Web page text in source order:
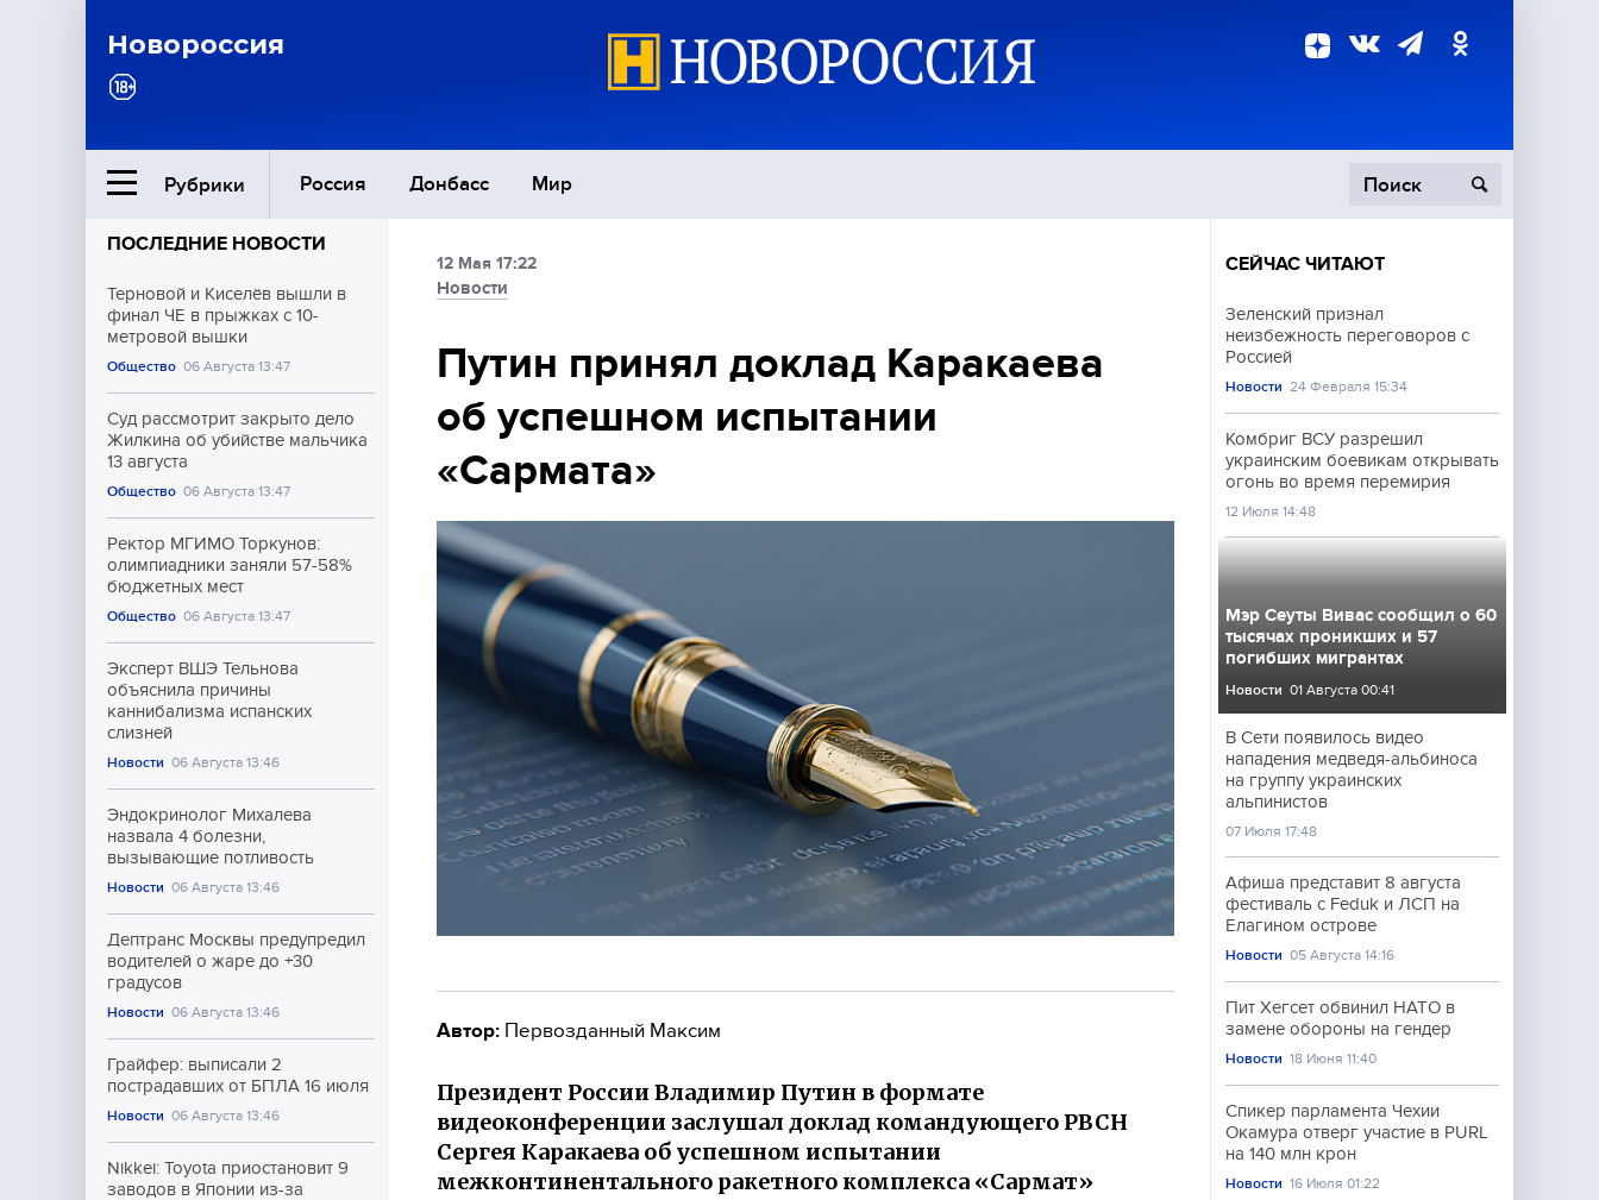
Новороссия
Рубрики Россия Донбасс Мир
Ближний Восток
Общество
Экономика
Происшествия
Культура
Спорт
ПОСЛЕДНИЕ НОВОСТИ
Терновой и Киселёв вышли в
финал ЧЕ в прыжках с 10-
метровой вышки
Общество 06 Августа 13:47
Суд рассмотрит закрыто дело
Жилкина об убийстве мальчика
13 августа
Общество 06 Августа 13:47
Ректор МГИМО Торкунов:
олимпиадники заняли 57-58%
бюджетных мест
Общество 06 Августа 13:47
Эксперт ВШЭ Тельнова
объяснила причины
каннибализма испанских
слизней
Новости 06 Августа 13:46
Эндокринолог Михалева
назвала 4 болезни,
вызывающие потливость
Новости 06 Августа 13:46
Дептранс Москвы предупредил
водителей о жаре до +30
градусов
Новости 06 Августа 13:46
Грайфер: выписали 2
пострадавших от БПЛА 16 июля
Новости 06 Августа 13:46
Nikkei: Toyota приостановит 9
заводов в Японии из-за
12 Мая 17:22
Новости
Путин принял доклад Каракаева
об успешном испытании
«Сармата»
Автор: Первозданный Максим
Президент России Владимир Путин в формате
видеоконференции заслушал доклад командующего РВСН
Сергея Каракаева об успешном испытании
межконтинентального ракетного комплекса «Сармат»
СЕЙЧАС ЧИТАЮТ
Зеленский признал
неизбежность переговоров с
Россией
Новости 24 Февраля 15:34
Комбриг ВСУ разрешил
украинским боевикам открывать
огонь во время перемирия
12 Июля 14:48
Мэр Сеуты Вивас сообщил о 60
тысячах проникших и 57
погибших мигрантах
Новости 01 Августа 00:41
В Сети появилось видео
нападения медведя-альбиноса
на группу украинских
альпинистов
07 Июля 17:48
Афиша представит 8 августа
фестиваль с Feduk и ЛСП на
Елагином острове
Новости 05 Августа 14:16
Пит Хегсет обвинил НАТО в
замене обороны на гендер
Новости 18 Июня 11:40
Спикер парламента Чехии
Окамура отверг участие в PURL
на 140 млн крон
Новости 16 Июля 01:22